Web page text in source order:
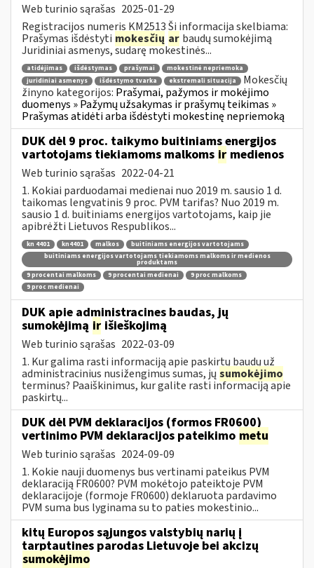
Web turinio sąrašas 2025-01-29
Registracijos numeris KM2513 Ši informacija skelbiama:
Prašymas išdėstyti mokesčių ar baudų sumokėjimą
Juridiniai asmenys, sudarę mokestinės...
atidėjimas išdėstymas prašymai
mokestinė nepriemoka
juridiniai asmenys
išdėstymo tvarka ekstremali situacija
Mokesčių
žinyno kategorijos: Prašymai, pažymos ir mokėjimo
duomenys » Pažymų užsakymas ir prašymų teikimas »
Prašymas atidėti arba išdėstyti mokestinę nepriemoką
DUK dėl 9 proc. taikymo buitiniams energijos
vartotojams tiekiamoms malkoms ir medienos
Web turinio sąrašas 2022-04-21
1. Kokiai parduodamai medienai nuo 2019 m. sausio 1 d.
taikomas lengvatinis 9 proc. PVM tarifas? Nuo 2019 m.
sausio 1 d. buitiniams energijos vartotojams, kaip jie
apibrėžti Lietuvos Respublikos...
kn 4401 kn4401 malkos
buitiniams energijos vartotojams
buitiniams energijos vartotojams tiekiamoms malkoms ir medienos
produktams
9 procentai malkoms
9 procentai medienai
9 proc malkoms
9 proc medienai
DUK apie administracines baudas, jų
sumokėjimą ir išieškojimą
Web turinio sąrašas 2022-03-09
1. Kur galima rasti informaciją apie paskirtų baudų už
administracinius nusižengimus sumas, jų sumokėjimo
terminus? Paaiškinimus, kur galite rasti informaciją apie
paskirtų...
DUK dėl PVM deklaracijos (formos FR0600)
vertinimo PVM deklaracijos pateikimo metu
Web turinio sąrašas 2024-09-09
1. Kokie nauji duomenys bus vertinami pateikus PVM
deklaraciją FR0600? PVM mokėtojo pateiktoje PVM
deklaracijoje (formoje FR0600) deklaruota pardavimo
PVM suma bus lyginama su to paties mokestinio...
kitų Europos sąjungos valstybių narių į
tarptautines parodas Lietuvoje bei akcizų
sumokėjimo